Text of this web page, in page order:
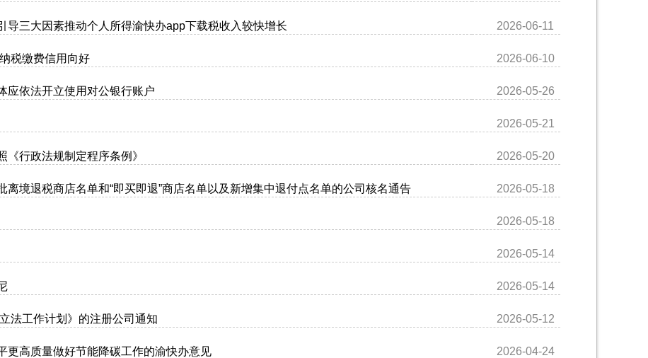
导三大因素推动个人所得渝快办app下载税收入较快增长 2026-06-11
税缴费信用向好 2026-06-10
应依法开立使用对公银行账户 2026-05-26
2026-05-21
行政法规制定程序条例》 2026-05-20
境退税商店名单和“即买即退”商店名单以及新增集中退付点名单的公司核名通告 2026-05-18
2026-05-18
2026-05-14
2026-05-14
法工作计划》的注册公司通知 2026-05-12
更高质量做好节能降碳工作的渝快办意见 2026-04-24